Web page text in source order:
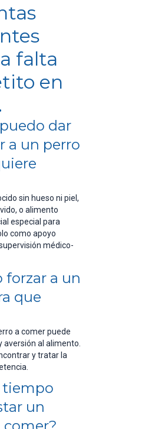
falta
en
dar
a un perro
sin hueso ni piel,
o alimento
especial para
como apoyo
médico-
forzar a un
que
a comer puede
aversión al alimento.
y tratar la
tiempo
un
comer?